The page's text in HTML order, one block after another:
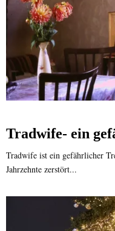
Tradwife- ein
Tradwife ist ein gefährlicher
Jahrzehnte zerstört...